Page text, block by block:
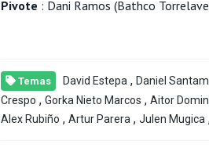
Pivote : Dani Ramos (Bathco
Temas David Estepa , Daniel
Crespo , Gorka Nieto Marcos , Aitor
Alex Rubiño , Artur Parera , Julen Mugica